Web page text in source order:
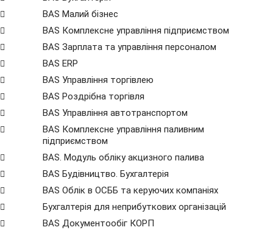
BAS Малий бізнес
BAS Комплексне управління підприємством
BAS Зарплата та управління персоналом
BAS ERP
BAS Управління торгівлею
BAS Роздрібна торгівля
BAS Управління автотранспортом
BAS Комплексне управління паливним
підприємством
BAS. Модуль обліку акцизного палива
BAS Будівництво. Бухгалтерія
BAS Облік в ОСББ та керуючих компаніях
Бухгалтерія для неприбуткових організацій
BAS Документообіг КОРП